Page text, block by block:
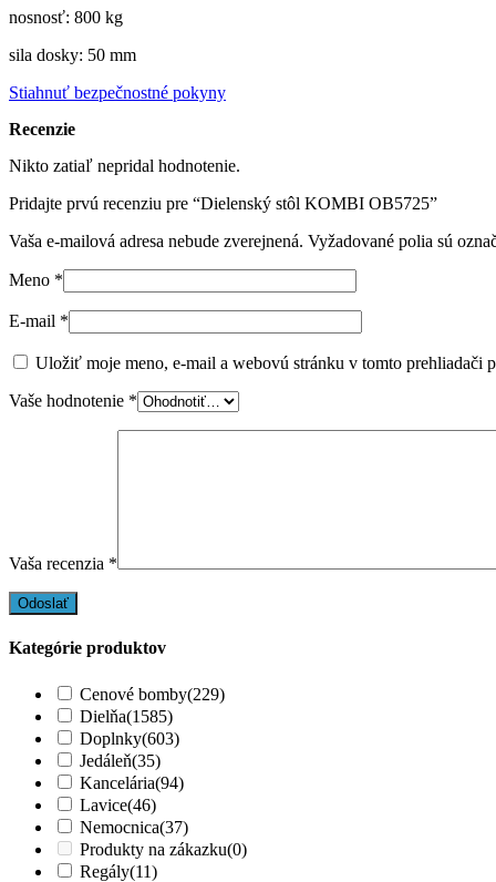
nosnosť: 800 kg
sila dosky: 50 mm
Stiahnuť bezpečnostné pokyny
Recenzie
Nikto zatiaľ nepridal hodnotenie.
Pridajte prvú recenziu pre “Dielenský stôl KOMBI OB5725”
Vaša e-mailová adresa nebude zverejnená. Vyžadované polia sú
Meno *
E-mail *
Uložiť moje meno, e-mail a webovú stránku v tomto prehliadači
Vaše hodnotenie *
Vaša recenzia *
Kategórie produktov
Cenové bomby(229)
Dielňa(1585)
Doplnky(603)
Jedáleň(35)
Kancelária(94)
Lavice(46)
Nemocnica(37)
Produkty na zákazku(0)
Regály(11)